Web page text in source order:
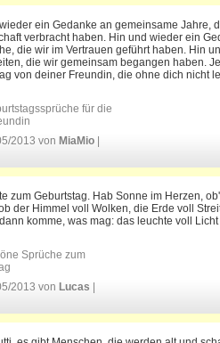
ein Gedanke an gemeinsame Jahre,
verbracht haben. Hin und wieder ein
die wir im Vertrauen geführt haben. Hin
die wir gemeinsam begangen haben.
von deiner Freundin, die ohne dich nicht
für die
2013 von MiaMio
zum Geburtstag. Hab Sonne im Herzen,
der Himmel voll Wolken, die Erde voll
komme, was mag: das leuchte voll
Sprüche zum
2013 von Lucas